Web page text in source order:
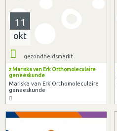
11
okt
gezondheidsmarkt
z Mariska van Erk Orthomoleculaire
geneeskunde
Mariska van Erk Orthomoleculaire
geneeskunde